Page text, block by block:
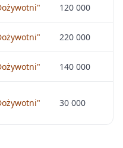
120 000
220 000
140 000
30 000